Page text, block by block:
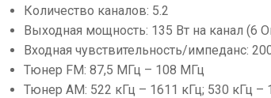
Количество каналов: 5.2
Выходная мощность: 135 Вт на канал (6
Входная чувствительность/импеданс:
Тюнер FM: 87,5 МГц – 108 МГц
Тюнер AM: 522 кГц – 1611 кГц; 530 кГц –